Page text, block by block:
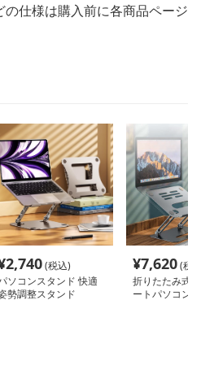
仕様は購入前に各商品ページ
2,740(税込)
ソコンスタンド 快適
勢調整スタンド
¥7,620(税
折りたたみ式
ートパソコン